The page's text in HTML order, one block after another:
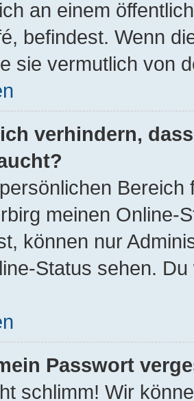
an einem
befindest. Wenn
sie vermutlich von
verhindern,
meinen Online-
können nur
Status sehen.
Passwort
schlimm! Wir